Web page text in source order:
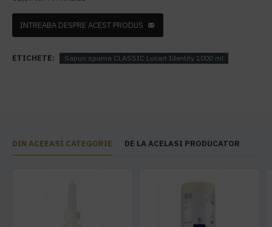
INTREABA DESPRE ACEST PRODUS
ETICHETE: Sapun spuma CLASSIC Lucart Identity 1000 ml
DIN ACEEASI CATEGORIE DE LA ACELASI PRODUCATOR